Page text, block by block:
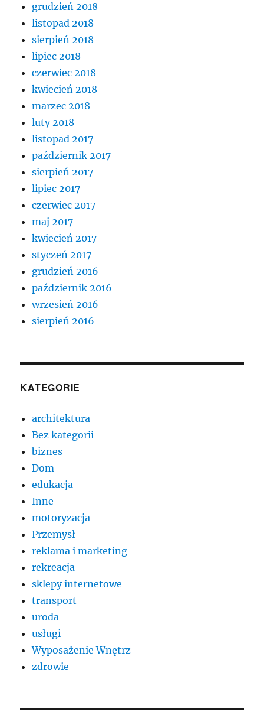
grudzień 2018
listopad 2018
sierpień 2018
lipiec 2018
czerwiec 2018
kwiecień 2018
marzec 2018
luty 2018
listopad 2017
październik 2017
sierpień 2017
lipiec 2017
czerwiec 2017
maj 2017
kwiecień 2017
styczeń 2017
grudzień 2016
październik 2016
wrzesień 2016
sierpień 2016
KATEGORIE
architektura
Bez kategorii
biznes
Dom
edukacja
Inne
motoryzacja
Przemysł
reklama i marketing
rekreacja
sklepy internetowe
transport
uroda
usługi
Wyposażenie Wnętrz
zdrowie